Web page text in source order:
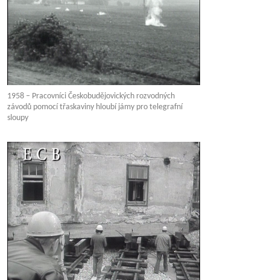
1958 – Pracovníci Českobudějovických rozvodných
závodů pomocí třaskaviny hloubí jámy pro telegrafní
sloupy